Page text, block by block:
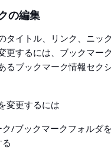
の編集
タイトル、リンク、ニッ
更するには、ブックマー
るブックマーク情報セク
変更するには
ク/ブックマークフォルダ